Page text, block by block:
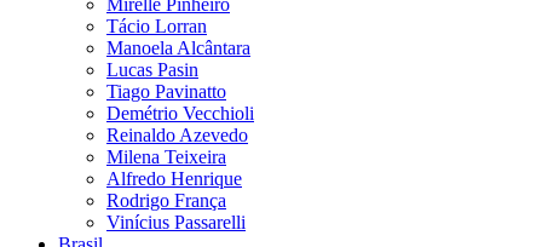
Tácio Lorran
Manoela Alcântara
Lucas Pasin
Tiago Pavinatto
Demétrio Vecchioli
Reinaldo Azevedo
Milena Teixeira
Alfredo Henrique
Rodrigo França
Vinícius Passarelli